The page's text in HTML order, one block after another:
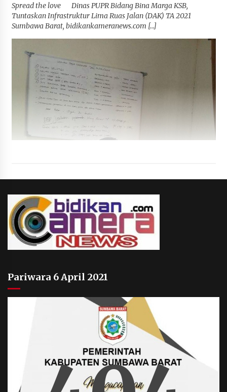
Spread the love Dinas PUPR Bidang Bina Marga KSB,
Tuntaskan Infrastruktur Lima Ruas Jalan (DAK) TA 2021
Sumbawa Barat, bidikankameranews.com […]
Pariwara 6 April 2021